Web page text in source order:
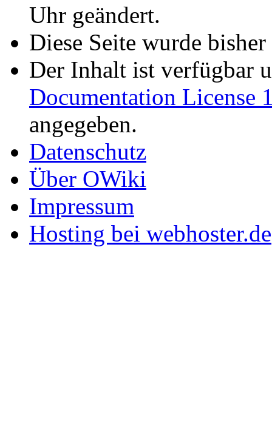
Uhr geändert.
Diese Seite wurde
Der Inhalt ist verfügbar
Documentation License
angegeben.
Datenschutz
Über OWiki
Impressum
Hosting bei webhoster.de